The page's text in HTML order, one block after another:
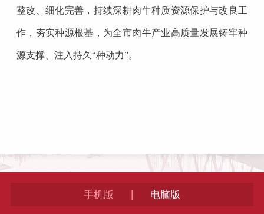
整改、细化完善，持续深耕肉牛种质资源保护与改良工
作，夯实种源根基，为全市肉牛产业高质量发展铸牢种
源支撑、注入持久“种动力”。
手机版 | 电脑版